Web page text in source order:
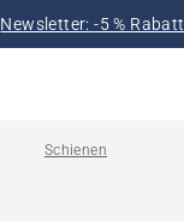
Newsletter: -5 % Rabatt
Schienen